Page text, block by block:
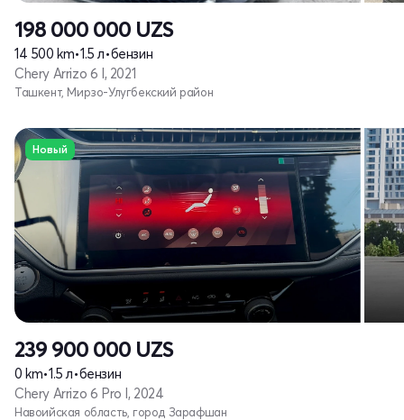
198 000 000 UZS
14 500 km•1.5 л•бензин
Chery Arrizo 6 I, 2021
Ташкент, Мирзо-Улугбекский район
Новый
239 900 000 UZS
0 km•1.5 л•бензин
Chery Arrizo 6 Pro I, 2024
Навоийская область, город Зарафшан